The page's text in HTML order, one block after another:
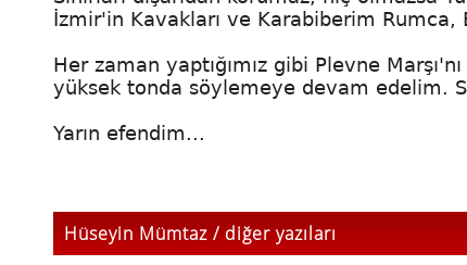
İzmir'in Kavakları ve Karabiberim Rumca,
Her zaman yaptığımız gibi Plevne
yüksek tonda söylemeye devam edelim.
Yarın efendim...
Hüseyin Mümtaz / diğer yazıları